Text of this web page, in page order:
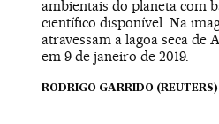
ambientais do planeta com
científico disponível. Na
atravessam a lagoa seca de
em 9 de janeiro de 2019.
RODRIGO GARRIDO (REUTERS)